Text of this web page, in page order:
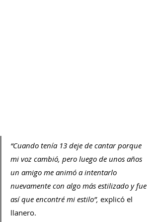
“Cuando tenía 13 deje de cantar porque
mi voz cambió, pero luego de unos años
un amigo me animó a intentarlo
nuevamente con algo más estilizado y fue
así que encontré mi estilo”, explicó el
llanero.